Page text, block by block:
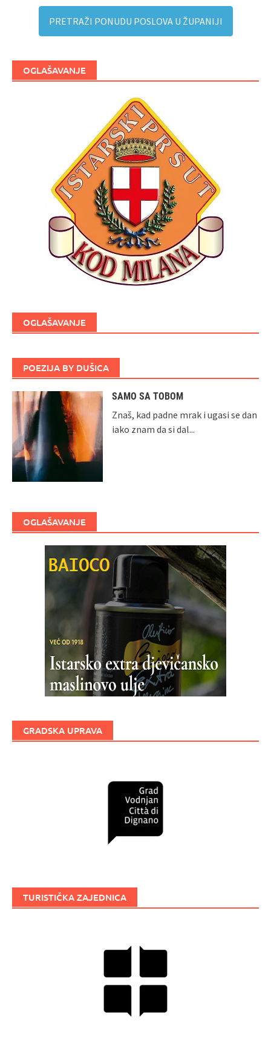
PRETRAŽI PONUDU POSLOVA U ŽUPANIJI
OGLAŠAVANJE
OGLAŠAVANJE
POEZIJA BY DUŠICA
SAMO SA TOBOM
Znaš, kad padne mrak i ugasi se dan
iako znam da si dal...
OGLAŠAVANJE
GRADSKA UPRAVA
TURISTIČKA ZAJEDNICA